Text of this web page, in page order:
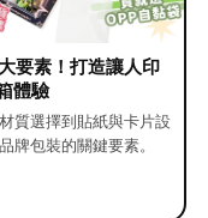
要素！打造讓人印
體驗
質選擇到貼紙與卡片設
牌包裝的關鍵要素。